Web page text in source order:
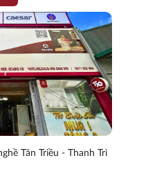
Tân Triều - Thanh Trì